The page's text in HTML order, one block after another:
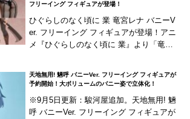
フリーイング フィギュアが登場！
ひぐらしのなく頃に 業 竜宮レナ バニーV
er. フリーイング フィギュアが登場！アニ
メ『ひぐらしのなく頃に 業』より「竜宮
リジ...
天地無用! 魎呼 バニーVer. フリーイング フィギュアが
予約開始！大ボリュームのバニー姿で立体化！
※9月5日更新：駿河屋追加。天地無用! 魎
呼 バニーVer. フリーイング フィギュアが